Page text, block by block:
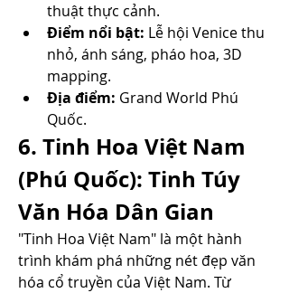
thuật thực cảnh.
Điểm nổi bật: Lễ hội Venice thu
nhỏ, ánh sáng, pháo hoa, 3D
mapping.
Địa điểm: Grand World Phú
Quốc.
6. Tinh Hoa Việt Nam
(Phú Quốc): Tinh Túy
Văn Hóa Dân Gian
"Tinh Hoa Việt Nam" là một hành
trình khám phá những nét đẹp văn
hóa cổ truyền của Việt Nam. Từ